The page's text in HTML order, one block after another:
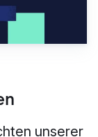
unserer